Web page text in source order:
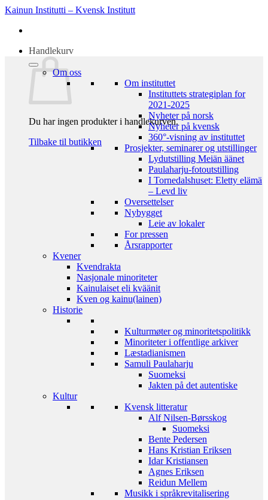
Skip
content
Kainun Institutti – Kvensk Institutt
Handlekurv
Du har ingen produkter i handlekurven.
Tilbake til butikken
Om oss
Om instituttet
Instituttets strategiplan for
2021-2025
Nyheter på norsk
Nyheter på kvensk
360°-visning av instituttet
Prosjekter, seminarer og utstillinger
Lydutstilling Meiän äänet
Paulaharju-fotoutstilling
I Tornedalshuset: Eletty elämä
– Levd liv
Oversettelser
Nybygget
Leie av lokaler
For pressen
Årsrapporter
Kvener
Kvendrakta
Nasjonale minoriteter
Kainulaiset eli kväänit
Kven og kainu(lainen)
Historie
Kulturmøter og minoritetspolitikk
Minoriteter i offentlige arkiver
Læstadianismen
Samuli Paulaharju
Suomeksi
Jakten på det autentiske
Kultur
Kvensk litteratur
Alf Nilsen-Børsskog
Suomeksi
Bente Pedersen
Hans Kristian Eriksen
Idar Kristiansen
Agnes Eriksen
Reidun Mellem
Musikk i språkrevitalisering